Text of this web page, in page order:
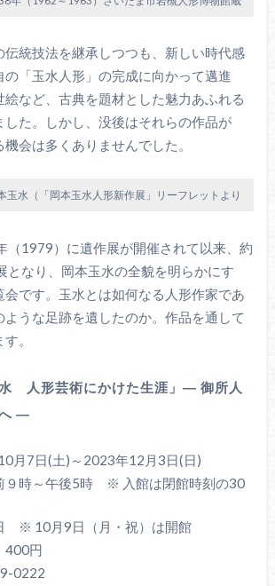
伝統技法を継承しつつも、新しい時代感
の「玉水人形」の完成に向かって邁進
絵など、古典を題材とした魅力あふれる
した。しかし、没後はそれらの作品が
会は多くありませんでした。
玉水（「岡本玉水人形新作展」リーフレットより
（1979）に遺作展が開催されて以来、約
となり、岡本玉水の全貌を明らかにす
会です。玉水とは如何なる人形作家であ
ような足跡を遺したのか。作品を通して
。
人形芸術にかけた生涯」― 御所人
―
月7日(土)～2023年12月3日(日)
９時～午後5時 ※ 入館は閉館時刻の30
※ 10月9日（月・祝）は開館
円
0222